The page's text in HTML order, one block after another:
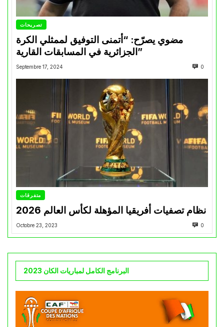
تصريحات
مضوي يصرّح: “أتمنى التوفيق لممثلي الكرة
الجزائرية في المسابقات القارية”
Septembre 17, 2024 0
متفرقات
نظام تصفيات أفريقيا المؤهلة لكأس العالم 2026
Octobre 23, 2023 0
البرنامج الكامل لمباريات الكان 2023